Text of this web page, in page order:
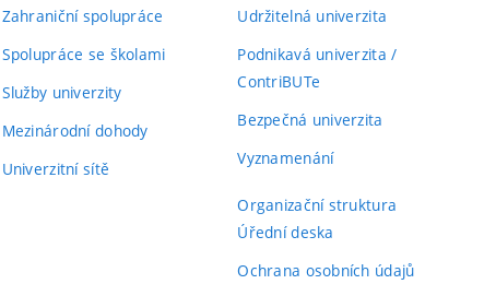
Zahraniční spolupráce
Spolupráce se školami
Služby univerzity
Mezinárodní dohody
Univerzitní sítě
Udržitelná univerzita
Podnikavá univerzita /
ContriBUTe
Bezpečná univerzita
Vyznamenání
Organizační struktura
Úřední deska
Ochrana osobních údajů